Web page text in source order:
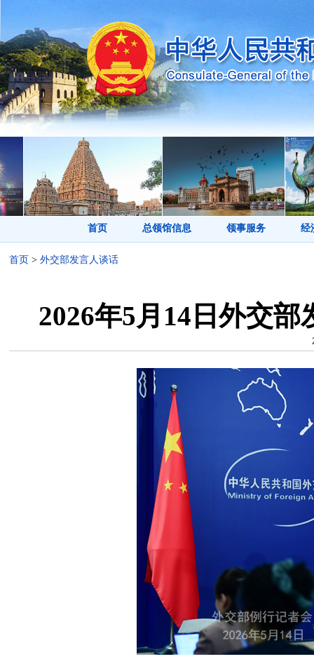
首页 总领馆信息 领事服务 经
首页 > 外交部发言人谈话
2026年5月14日外交